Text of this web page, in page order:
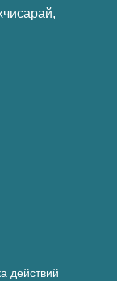
действий